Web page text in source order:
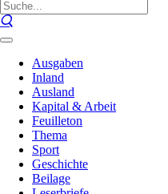
Ausgaben
Inland
Ausland
Kapital & Arbeit
Feuilleton
Thema
Sport
Geschichte
Beilage